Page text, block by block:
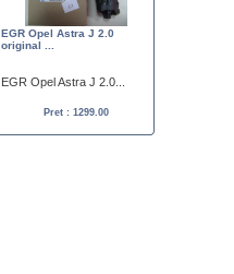
EGR Opel Astra J 2.0
original ...
EGR Opel Astra J 2.0...
Pret : 1299.00